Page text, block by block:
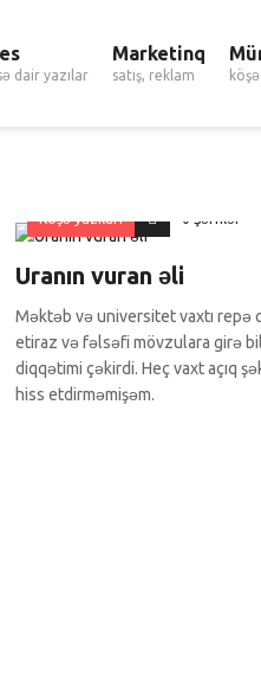
dair yazılar
Marketinq
satış, reklam
Köşə yazıları 0 Şərhlər
Uranın vuran əli
Məktəb və universitet vaxtı repə
etiraz və fəlsəfi mövzulara girə
diqqətimi çəkirdi. Heç vaxt açıq
hiss etdirməmişəm.